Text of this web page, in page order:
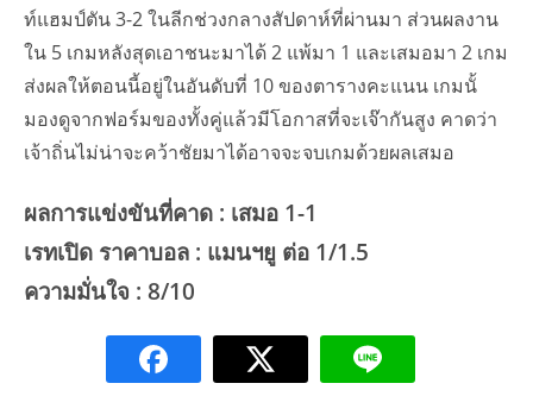
ท์แฮมป์ตัน 3-2 ในลีกช่วงกลางสัปดาห์ที่ผ่านมา ส่วนผลงาน
ใน 5 เกมหลังสุดเอาชนะมาได้ 2 แพ้มา 1 และเสมอมา 2 เกม
ส่งผลให้ตอนนี้อยู่ในอันดับที่ 10 ของตารางคะแนน เกมนั้
มองดูจากฟอร์มของทั้งคู่แล้วมีโอกาสที่จะเจ๊ากันสูง คาดว่า
เจ้าถิ่นไม่น่าจะคว้าชัยมาได้อาจจะจบเกมด้วยผลเสมอ
ผลการแข่งขันที่คาด : เสมอ 1-1
เรทเปิด ราคาบอล : แมนฯยู ต่อ 1/1.5
ความมั่นใจ : 8/10